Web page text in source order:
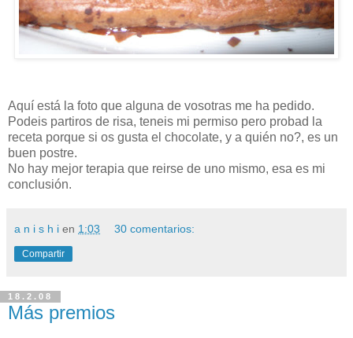
Aquí está la foto que alguna de vosotras me ha pedido.
Podeis partiros de risa, teneis mi permiso pero probad la
receta porque si os gusta el chocolate, y a quién no?, es un
buen postre.
No hay mejor terapia que reirse de uno mismo, esa es mi
conclusión.
a n i s h i en 1:03 30 comentarios:
Compartir
18.2.08
Más premios